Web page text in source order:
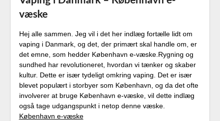
væske
Hej alle sammen. Jeg vil i det her indlæg fortælle lidt om
vaping i Danmark, og det, der primært skal handle om, er
det emne, som hedder København e-væske.Rygning og
sundhed har revolutioneret, hvordan vi tænker og skaber
kultur. Dette er især tydeligt omkring vaping. Det er især
blevet populært i storbyer som København, og da det ofte
involverer at bruge København e-væske, vil dette indlæg
også tage udgangspunkt i netop denne væske.
København e-væske